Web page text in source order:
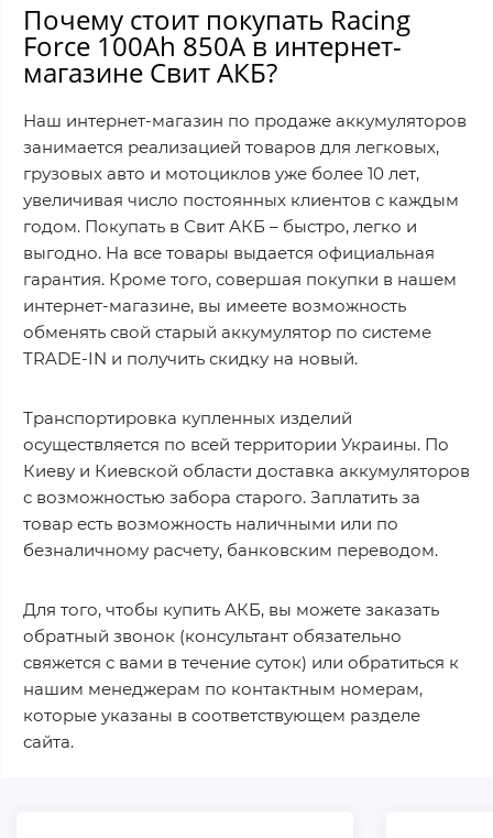
Почему стоит покупать Racing
Force 100Ah 850A в интернет-
магазине Свит АКБ?
Наш интернет-магазин по продаже аккумуляторов
занимается реализацией товаров для легковых,
грузовых авто и мотоциклов уже более 10 лет,
увеличивая число постоянных клиентов с каждым
годом. Покупать в Свит АКБ – быстро, легко и
выгодно. На все товары выдается официальная
гарантия. Кроме того, совершая покупки в нашем
интернет-магазине, вы имеете возможность
обменять свой старый аккумулятор по системе
TRADE-IN и получить скидку на новый.
Транспортировка купленных изделий
осуществляется по всей территории Украины. По
Киеву и Киевской области доставка аккумуляторов
с возможностью забора старого. Заплатить за
товар есть возможность наличными или по
безналичному расчету, банковским переводом.
Для того, чтобы купить АКБ, вы можете заказать
обратный звонок (консультант обязательно
свяжется с вами в течение суток) или обратиться к
нашим менеджерам по контактным номерам,
которые указаны в соответствующем разделе
сайта.